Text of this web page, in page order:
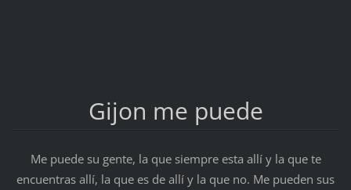
Gijon me puede
Me puede su gente, la que siempre esta allí y la que te
encuentras allí, la que es de allí y la que no. Me pueden sus